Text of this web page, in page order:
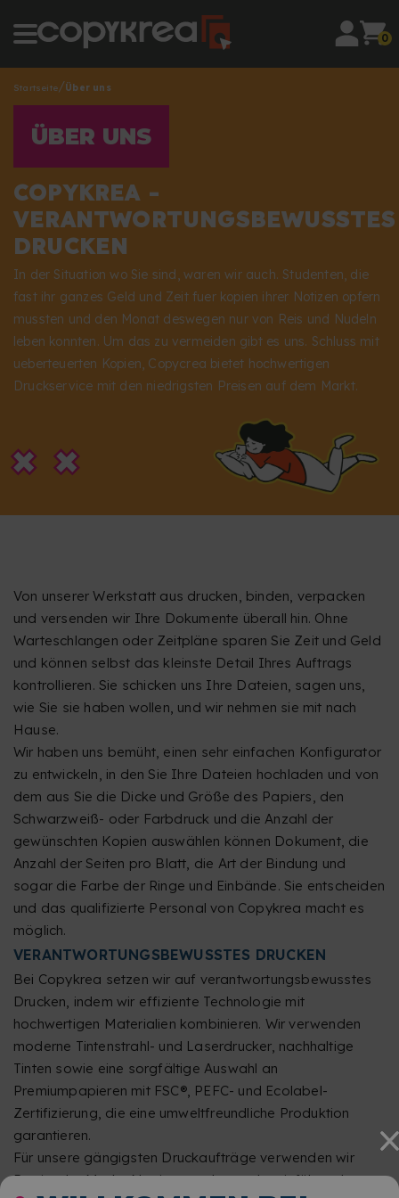
0
Startseite Über uns
ÜBER UNS
COPYKREA -
VERANTWORTUNGSBEWUSSTES
DRUCKEN
In der Situation wo Sie sind, waren wir auch. Studenten, die
fast ihr ganzes Geld und Zeit fuer kopien ihrer Notizen opfern
mussten und den Monat deswegen nur von Reis und Nudeln
leben konnten. Um das zu vermeiden gibt es uns. Schluss mit
ueberteuerten Kopien, Copycrea bietet hochwertigen
Druckservice mit den niedrigsten Preisen auf dem Markt.
Von unserer Werkstatt aus drucken, binden, verpacken
und versenden wir Ihre Dokumente überall hin. Ohne
Warteschlangen oder Zeitpläne sparen Sie Zeit und Geld
und können selbst das kleinste Detail Ihres Auftrags
kontrollieren. Sie schicken uns Ihre Dateien, sagen uns,
wie Sie sie haben wollen, und wir nehmen sie mit nach
Hause.
Wir haben uns bemüht, einen sehr einfachen Konfigurator
zu entwickeln, in den Sie Ihre Dateien hochladen und von
dem aus Sie die Dicke und Größe des Papiers, den
Schwarzweiß- oder Farbdruck und die Anzahl der
gewünschten Kopien auswählen können Dokument, die
Anzahl der Seiten pro Blatt, die Art der Bindung und
sogar die Farbe der Ringe und Einbände. Sie entscheiden
und das qualifizierte Personal von Copykrea macht es
möglich.
VERANTWORTUNGSBEWUSSTES DRUCKEN
Bei Copykrea setzen wir auf verantwortungsbewusstes
Drucken, indem wir effiziente Technologie mit
hochwertigen Materialien kombinieren. Wir verwenden
moderne Tintenstrahl- und Laserdrucker, nachhaltige
Tinten sowie eine sorgfältige Auswahl an
Premiumpapieren mit FSC®, PEFC- und Ecolabel-
Zertifizierung, die eine umweltfreundliche Produktion
garantieren.
Für unsere gängigsten Druckaufträge verwenden wir
Papier der Marke Navigator, dem weltweit führenden